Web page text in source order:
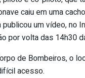
caiu em uma
publicou um vídeo, no
por volta das 14h30
de Bombeiros, o
acesso.